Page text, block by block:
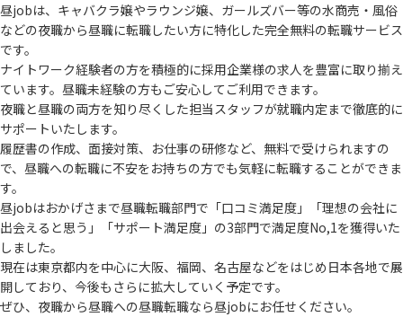
昼jobは、キャバクラ嬢やラウンジ嬢、ガールズバー等の水商売・風俗
などの夜職から昼職に転職したい方に特化した完全無料の転職サービス
です。
ナイトワーク経験者の方を積極的に採用企業様の求人を豊富に取り揃え
ています。 昼職未経験の方もご安心してご利用できます。
夜職と昼職の両方を知り尽くした担当スタッフが就職内定まで徹底的に
サポートいたします。
履歴書の作成、面接対策、お仕事の研修など、無料で受けられますの
で、 昼職への転職に不安をお持ちの方でも気軽に転職することができま
す。
昼jobはおかげさまで昼職転職部門で「口コミ満足度」「理想の会社に
出会えると思う」
「サポート満足度」の3部門で満足度No,1を獲得いた
しました。
現在は東京都内を中心に大阪、福岡、名古屋などをはじめ日本各地で展
開しており、 今後もさらに拡大していく予定です。
ぜひ、夜職から昼職への昼職転職なら昼jobにお任せください。